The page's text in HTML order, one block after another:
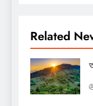
Related